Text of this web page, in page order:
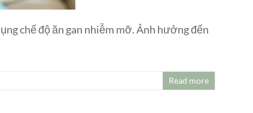
chế độ ăn gan nhiễm mỡ. Ảnh hưởng đến
Read more